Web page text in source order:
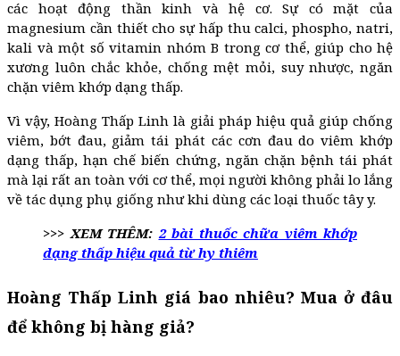
các hoạt động thần kinh và hệ cơ. Sự có mặt của
magnesium cần thiết cho sự hấp thu calci, phospho, natri,
kali và một số vitamin nhóm B trong cơ thể, giúp cho hệ
xương luôn chắc khỏe, chống mệt mỏi, suy nhược, ngăn
chặn viêm khớp dạng thấp.
Vì vậy, Hoàng Thấp Linh là giải pháp hiệu quả giúp chống
viêm, bớt đau, giảm tái phát các cơn đau do viêm khớp
dạng thấp, hạn chế biến chứng, ngăn chặn bệnh tái phát
mà lại rất an toàn với cơ thể, mọi người không phải lo lắng
về tác dụng phụ giống như khi dùng các loại thuốc tây y.
>>> XEM THÊM: 2 bài thuốc chữa viêm khớp
dạng thấp hiệu quả từ hy thiêm
Hoàng Thấp Linh giá bao nhiêu? Mua ở đâu
để không bị hàng giả?